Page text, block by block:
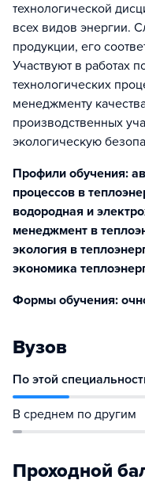
технологической
всех видов энергии.
продукции, его
Участвуют в работах
технологических
менеджменту
производственных
экологическую
Профили обучения:
процессов в
водородная и
менеджмент в
экология в
экономика
Формы обучения:
Вузов
По этой
В среднем по другим
Проходной